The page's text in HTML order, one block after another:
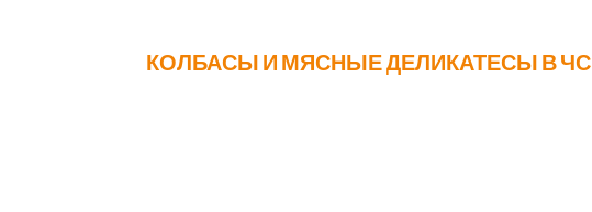
КОЛБАСЫ И МЯСНЫЕ ДЕЛИКАТЕСЫ В ЧС